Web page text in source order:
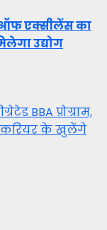
ऑफ एक्सीलेंस का
उद्योग
BBA प्रोग्राम,
करियर के खुलेंगे